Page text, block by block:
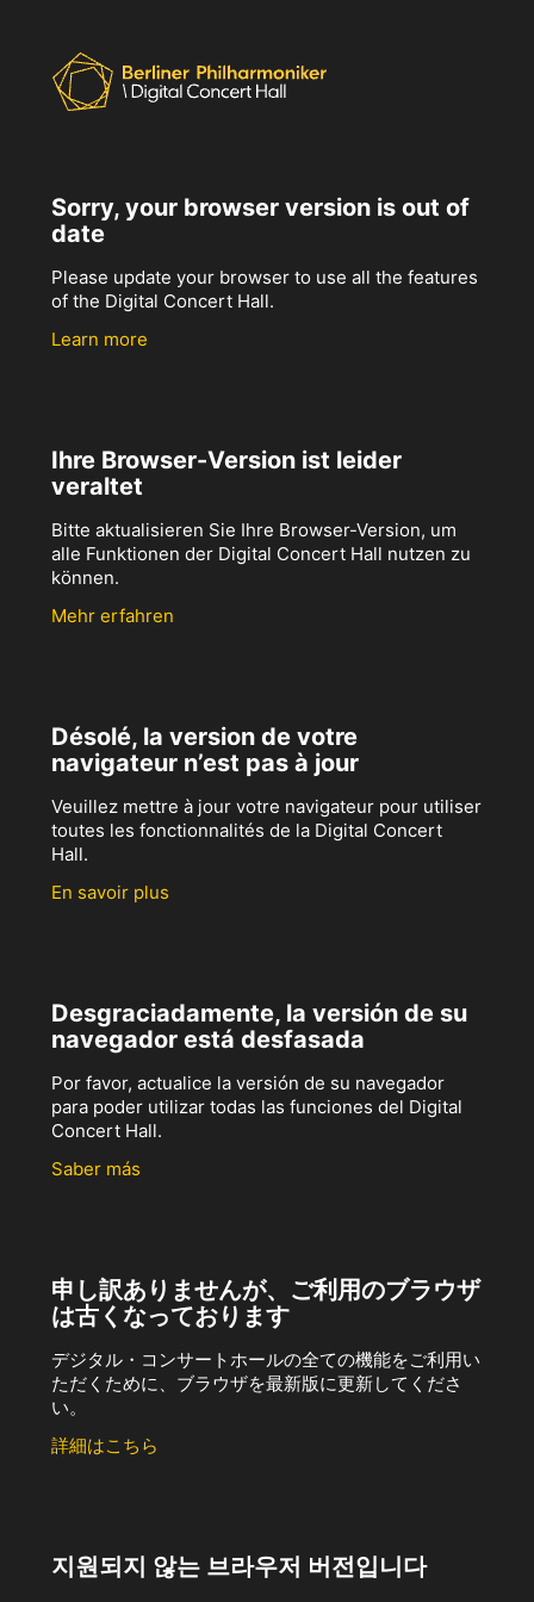
Sorry, your browser version is out of
date
Please update your browser to use all the features
of the Digital Concert Hall.
Learn more
Ihre Browser-Version ist leider
veraltet
Bitte aktualisieren Sie Ihre Browser-Version, um
alle Funktionen der Digital Concert Hall nutzen zu
können.
Mehr erfahren
Désolé, la version de votre
navigateur n’est pas à jour
Veuillez mettre à jour votre navigateur pour utiliser
toutes les fonctionnalités de la Digital Concert
Hall.
En savoir plus
Desgraciadamente, la versión de su
navegador está desfasada
Por favor, actualice la versión de su navegador
para poder utilizar todas las funciones del Digital
Concert Hall.
Saber más
申し訳ありませんが、ご利用のブラウザ
は古くなっております
デジタル・コンサートホールの全ての機能をご利用い
ただくために、ブラウザを最新版に更新してくださ
い。
詳細はこちら
지원되지 않는 브라우저 버전입니다